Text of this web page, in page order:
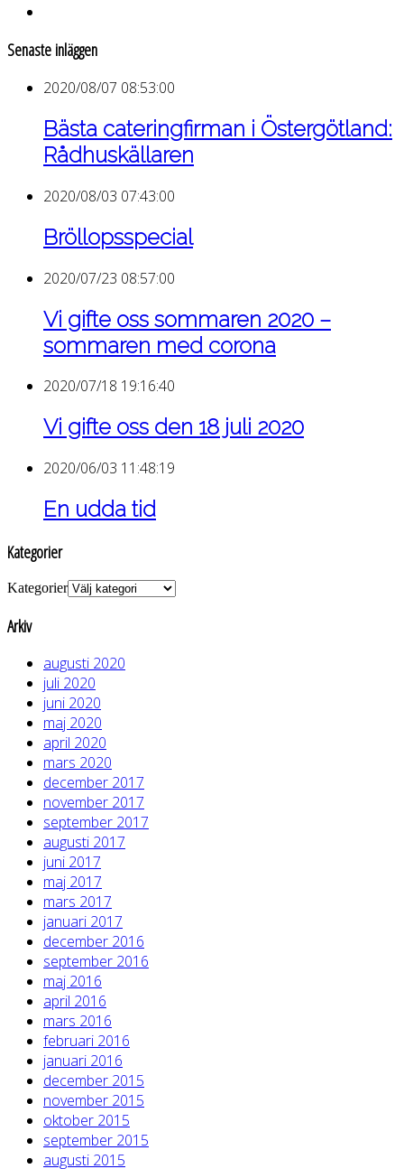
Senaste inläggen
2020/08/07 08:53:00
Bästa cateringfirman i Östergötland:
Rådhuskällaren
2020/08/03 07:43:00
Bröllopsspecial
2020/07/23 08:57:00
Vi gifte oss sommaren 2020 –
sommaren med corona
2020/07/18 19:16:40
Vi gifte oss den 18 juli 2020
2020/06/03 11:48:19
En udda tid
Kategorier
Kategorier
Arkiv
augusti 2020
juli 2020
juni 2020
maj 2020
april 2020
mars 2020
december 2017
november 2017
september 2017
augusti 2017
juni 2017
maj 2017
mars 2017
januari 2017
december 2016
september 2016
maj 2016
april 2016
mars 2016
februari 2016
januari 2016
december 2015
november 2015
oktober 2015
september 2015
augusti 2015